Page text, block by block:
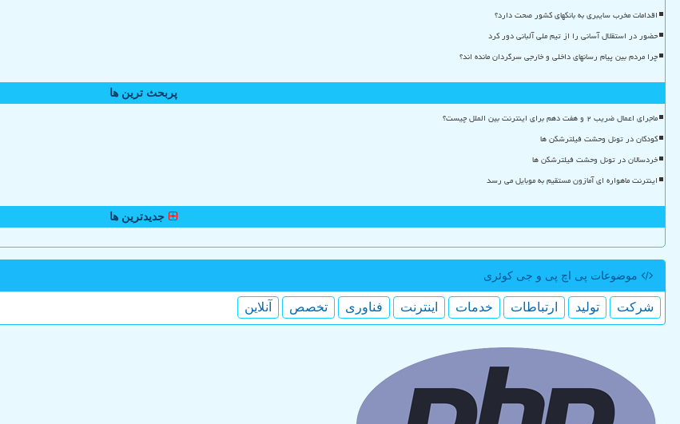
اقدامات مخرب سایبری به بانکهای کشور صحت دارد؟
حضور در استقلال آسانی را از تیم ملی آلبانی دور کرد
چرا مردم بین پیام رسانهای داخلی و خارجی سرگردان مانده اند؟
پربحث ترین ها
ماجرای اعمال ضریب ۲ و هفت دهم برای اینترنت بین الملل چیست؟
کودکان در تونل وحشت فیلترشکن ها
خردسالان در تونل وحشت فیلترشکن ها
اینترنت ماهواره ای آمازون مستقیم به موبایل می رسد
جدیدترین ها
موضوعات پی اچ پی و جی كوئری
شركت تولید ارتباطات خدمات اینترنت فناوری تخصص آنلاین